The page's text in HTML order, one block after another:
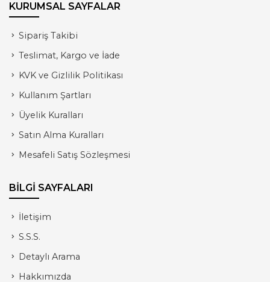
KURUMSAL SAYFALAR
Sipariş Takibi
Teslimat, Kargo ve İade
KVK ve Gizlilik Politikası
Kullanım Şartları
Üyelik Kuralları
Satın Alma Kuralları
Mesafeli Satış Sözleşmesi
BİLGİ SAYFALARI
İletişim
S.S.S.
Detaylı Arama
Hakkımızda